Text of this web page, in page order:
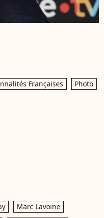
Françaises
Photo
Marc Lavoine